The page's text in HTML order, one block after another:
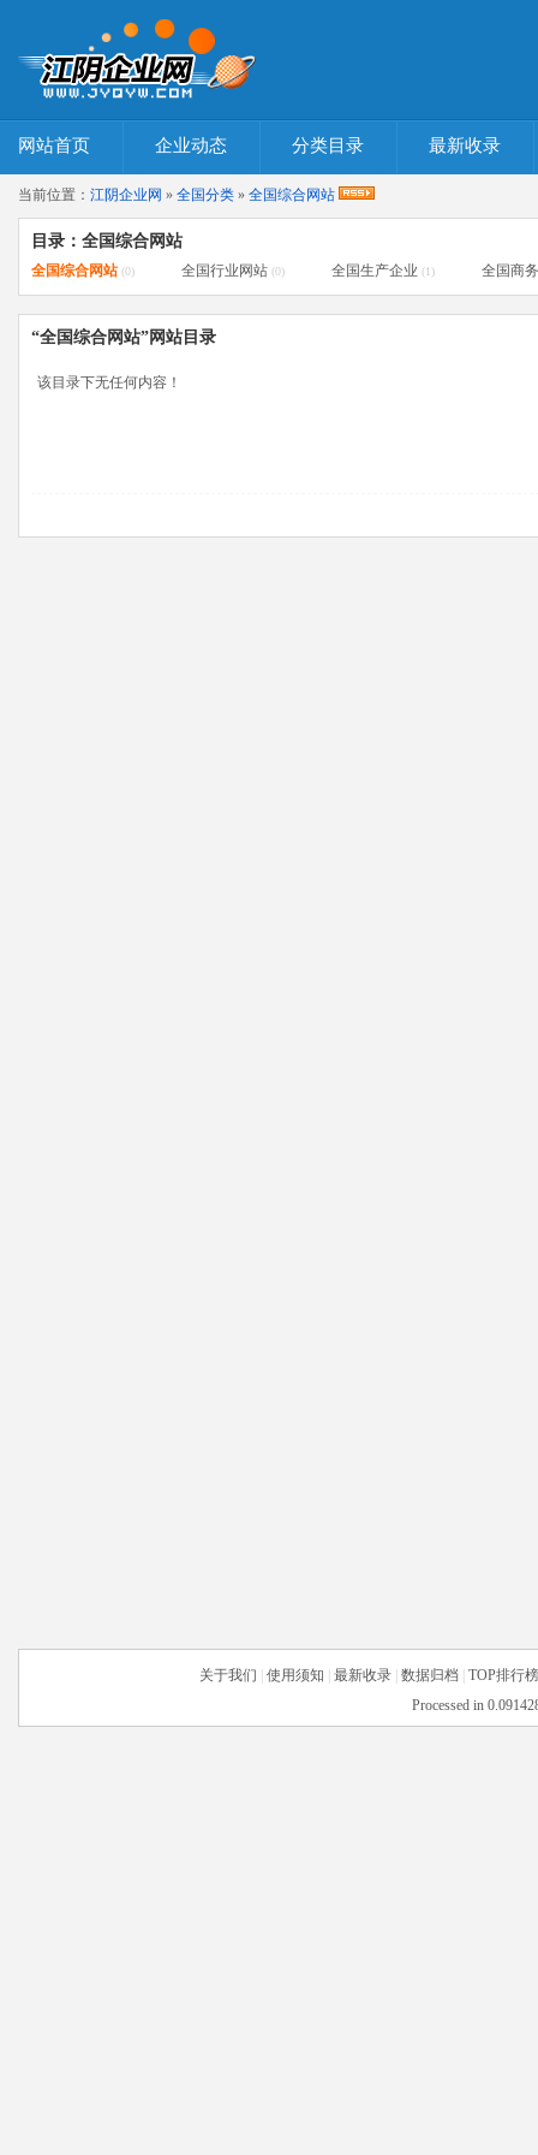
网站首页 企业动态 分类目录 最新收录
当前位置： 江阴企业网 » 全国分类 » 全国综合网站
目录：全国综合网站
全国综合网站 (0) 全国行业网站 (0) 全国生产企业 (1) 全国商
“全国综合网站”网站目录
该目录下无任何内容！
关于我们 使用须知 最新收录| 数据归档| TOP排行榜
Processed in